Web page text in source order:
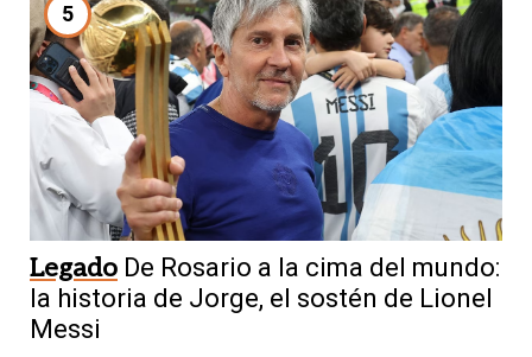
5
Legado De Rosario a la cima del mundo:
la historia de Jorge, el sostén de Lionel
Messi